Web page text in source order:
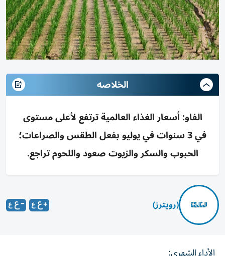
الخلاصه
الفاو: أسعار الغذاء العالمية ترتفع لأعلى مستوى
في 3 سنوات في يوليو بفعل الطقس والصراعات؛
الحبوب والسكر والزيوت صعود واللحوم تراجع.
(رويترز)